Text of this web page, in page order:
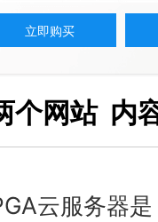
免费大模型课
入门到进阶，大
结构创新和超高上下文效率、Agent 能力得到专项优化 具备更长的思维链，更
ERNIE X1.1
PaddleOCR-VL
对象存储BOS
弹性公网IP
入门指南
站建设
应用
商城
立即购买
个网站内
云服务器是